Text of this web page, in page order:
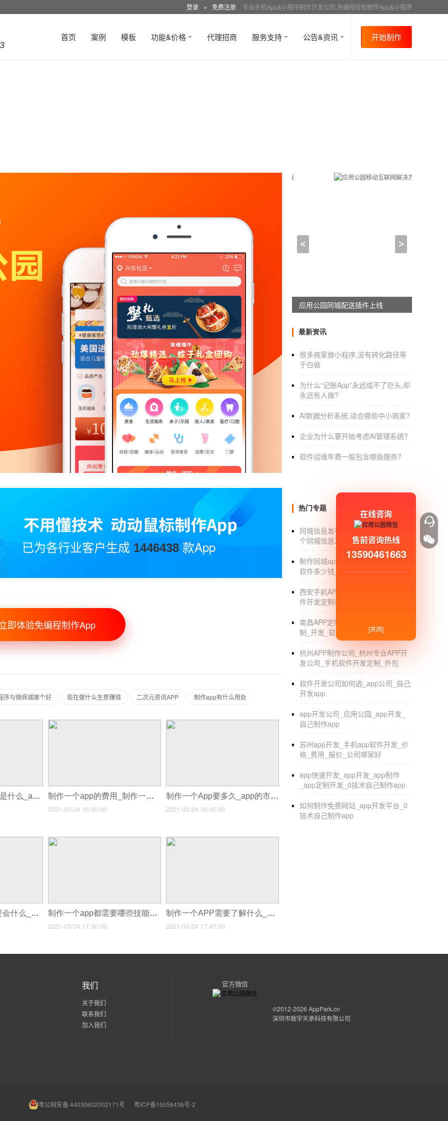
登录 ● 免费注册 专业手机App&小程序制作开发公司,免编程轻松制作App&小程序
首页 案例 模板 功能&价格 代理招商 服务支持 公告&资讯 开始制作
2021-02-21 17:00:00
主要根据需求来看哪个公司更专业，只要
如果需要开发APP，首先需要考虑的就
有主播的排行等等功能模块。
有什么不明白的，可以在进行讨论。
现在很多人都想找一个兼职，但是很多
做，一天收入大约30-50元左右，不过有一
具体操作思路就是，用苹果手机或者
网站打包APP和开发的app有什么详
网站封装的APP有什么功能取决于这个网
手机上的浏览器，打开的还是这个网站，这
除了网站本身可以实现的功能，还可以
而源码开发的APP可以自定义实现很多
大量的时间和金钱，而封装APP是一种“快速
什么可以开发app_app开发哪家便宜
钢琴培训app开发可以靠什么赚钱
钢琴培训app开发能够实现高效教研，虽
开培训课来赚钱，那么如果我们开发一个线
赚钱，这样做既不用和线下的钢琴培训市场
学的力量为人们的学习提供方便。学习可以
高，让学生能够学习到更多。 作为专业的钢琴
已为各行业客户生成 1446438 款App
即体验免编程制作App
序与微商城哪个好 现在做什么生意赚钱 二次元资讯APP 制作app有什么用处
制作一个app的流程是什么_app制作流程步骤 制作一个app的费用_制作一个app多少钱
2021-03-24 16:30:00
制作一个App要多久_app的市场开发
2021-03-24 16:45:00
制作一个APP都需要会什么_app制作过程 制作一个app都需要哪些技能_app制作费用
2021-03-24 17:30:00
制作一个APP需要了解什么_在线制作app
2021-03-24 17:45:00
< >
应用公园移动互联网解决方案上线
最新资讯
很多商家做小程序,没有转化路径等
于白做
为什么“记账App”永远成不了巨头,却
永远有人做?
AI数据分析系统,适合哪些中小商家?
企业为什么要开始考虑AI管理系统?
软件运维年费一般包含哪些服务?
热门专题
同城信息发布类的app制作_制作一
个同城信息发布的APP大概要多少钱
制作同城app软件_制作一个同城app
软件多少钱_价格
西安手机APP软件开发_西安APP软
件开发定制哪家好_外包公司
南昌APP定制开发公司_南昌APP定
制_开发_软件外包_公司
杭州APP制作公司_杭州专业APP开
发公司_手机软件开发定制_外包
软件开发公司如何选_app公司_自己
开发app
app开发公司_应用公园_app开发_
自己制作app
苏州app开发_手机app软件开发_价
格_费用_报价_公司哪家好
app快速开发_app开发_app制作
_app定制开发_0技术自己制作app
如何制作免费网站_app开发平台_0
技术自己制作app
我们
关于我们
联系我们
加入我们
官方微信
©2012-2026 AppPark.cn
深圳市致宇天承科技有限公司
粤公网安备 44030602002171号 粤ICP备15056436号-2
在线咨询
售前咨询热线
13590461663
[关闭]